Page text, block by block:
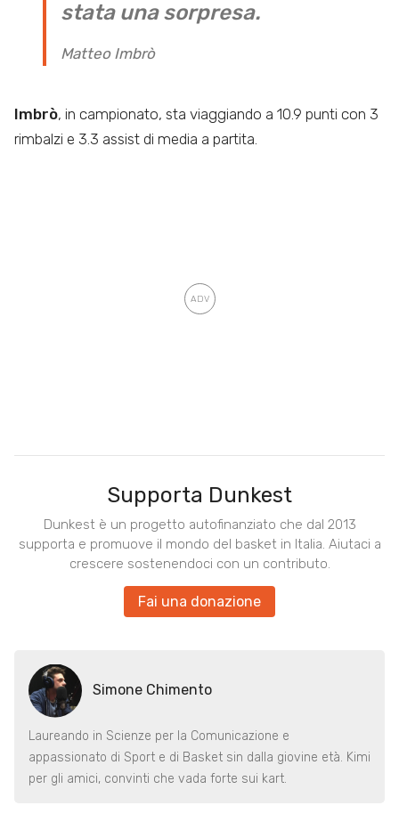
stata una sorpresa.
Matteo Imbrò
Imbrò, in campionato, sta viaggiando a 10.9 punti con 3
rimbalzi e 3.3 assist di media a partita.
Supporta Dunkest
Dunkest è un progetto autofinanziato che dal 2013
supporta e promuove il mondo del basket in Italia. Aiutaci a
crescere sostenendoci con un contributo.
Fai una donazione
Simone Chimento
Laureando in Scienze per la Comunicazione e
appassionato di Sport e di Basket sin dalla giovine età. Kimi
per gli amici, convinti che vada forte sui kart.